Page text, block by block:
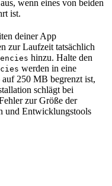
wenn eines von beiden
ist.
deiner App
zur Laufzeit tatsächlich
hinzu. Halte den
werden in eine
250 MB begrenzt ist,
schlägt bei
zur Größe der
Entwicklungstools